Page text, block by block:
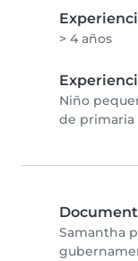
> 4 años
Niño
de primaria
Samantha